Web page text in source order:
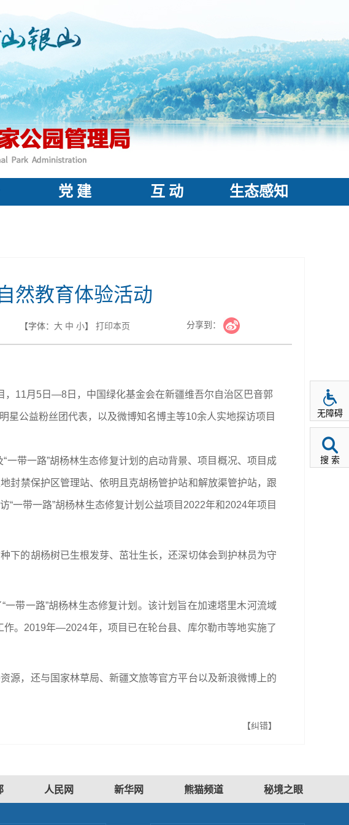
党 建 互 动 生态感知
然教育体验活动
【字体： 大 中 小】 打印本页 分享到：
，11月5日—8日，中国绿化基金会在新疆维吾尔自治区巴音郭
公益粉丝团代表，以及微博知名博主等10余人实地探访项目
带一路”胡杨林生态修复计划的启动背景、项目概况、项目成
封禁保护区管理站、依明且克胡杨管护站和解放渠管护站，跟
一带一路”胡杨林生态修复计划公益项目2022年和2024年项目
下的胡杨树已生根发芽、茁壮生长，还深切体会到护林员为守
带一路”胡杨林生态修复计划。该计划旨在加速塔里木河流域
。2019年—2024年，项目已在轮台县、库尔勒市等地实施了
源，还与国家林草局、新疆文旅等官方平台以及新浪微博上的
【纠错】
人民网 新华网 熊猫频道 秘境之眼
无障碍
搜 索